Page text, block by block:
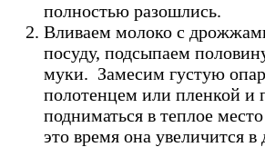
полностью разошлись.
Вливаем молоко с
посуду, подсыпаем
муки. Замесим густую
полотенцем или пленкой и
подниматься в теплое
это время она увеличится в